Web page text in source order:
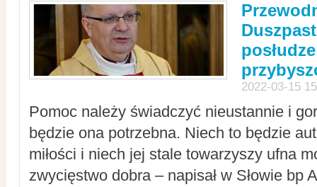
2022-03-15
Pomoc należy świadczyć nieustannie i
będzie ona potrzebna. Niech to będzie
miłości i niech jej stale towarzyszy ufna
zwycięstwo dobra – napisał w Słowie bp